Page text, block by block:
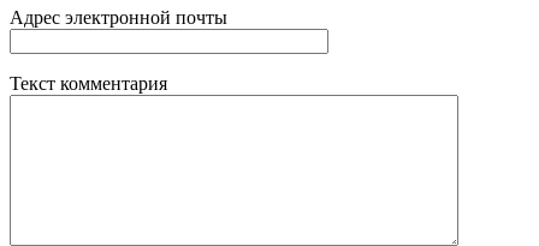
Адрес электронной почты
Текст комментария